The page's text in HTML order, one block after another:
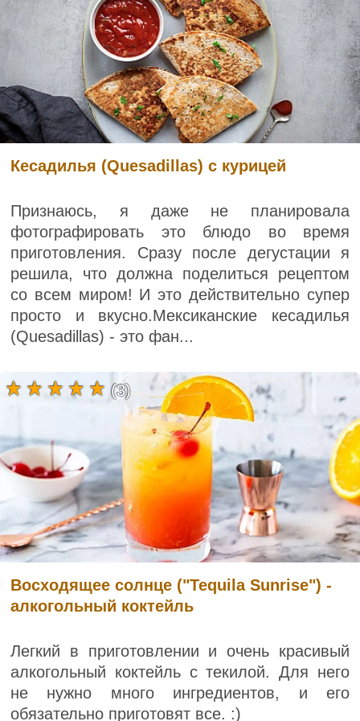
Кесадилья (Quesadillas) с курицей
Признаюсь, я даже не планировала
фотографировать это блюдо во время
приготовления. Сразу после дегустации я
решила, что должна поделиться рецептом
со всем миром! И это действительно супер
просто и вкусно.Мексиканские кесадилья
(Quesadillas) - это фан...
Восходящее солнце ("Tequila Sunrise") -
алкогольный коктейль
Легкий в приготовлении и очень красивый
алкогольный коктейль с текилой. Для него
не нужно много ингредиентов, и его
обязательно приготовят все. :)
(3)